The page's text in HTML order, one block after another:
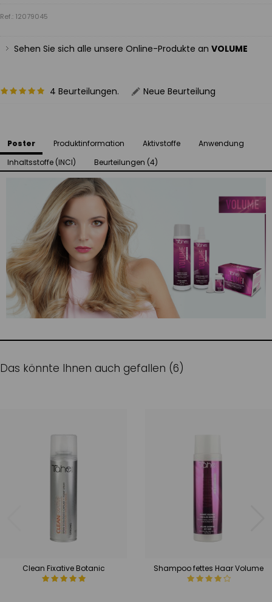
Ref.: 12079045
Sehen Sie sich alle unsere Online-Produkte an VOLUME
4 Beurteilungen. Neue Beurteilung
Poster Produktinformation Aktivstoffe
Anwendung
Inhaltsstoffe (INCI)
Beurteilungen (4)
Das könnte Ihnen auch gefallen (6)
Clean Fixative Botanic Shampoo fettes Haar Volume